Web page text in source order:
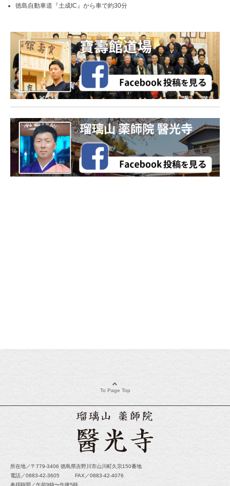
徳島自動車道『土成IC』から車で約30分
To Page Top
所在地／〒779-3406 徳島県吉野川市山川町久宗150番地
電話／0883-42-3605 FAX／0883-42-4076
参拝時間／午前9時〜午後5時